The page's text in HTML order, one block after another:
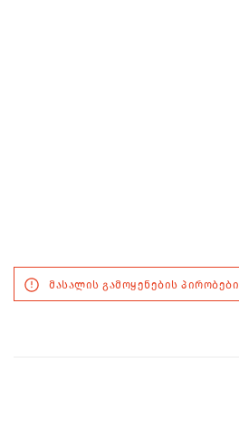
მასალის გამოყენების პირობები